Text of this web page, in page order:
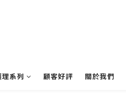
系列 顧客好評 關於我們